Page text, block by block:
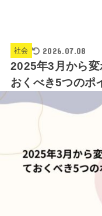
社会 2026.07.08
2025年3月から
おくべき5つのポ